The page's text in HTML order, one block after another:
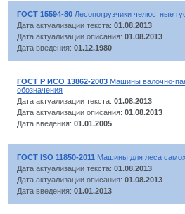
ГОСТ 15594-80 Лесопогрузчики челюстные
Дата актуализации текста: 01.08.2013
Дата актуализации описания: 01.08.2013
Дата введения: 01.12.1980
ГОСТ Р ИСО 13862-2003 Машины валочно-
обозначения
Дата актуализации текста: 01.08.2013
Дата актуализации описания: 01.08.2013
Дата введения: 01.01.2005
ГОСТ ISO 11850-2011 Машины для леса
Дата актуализации текста: 01.08.2013
Дата актуализации описания: 01.08.2013
Дата введения: 01.01.2013